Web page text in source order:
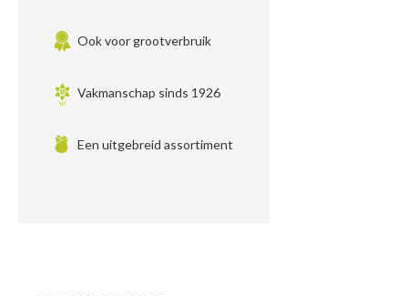
Ook voor grootverbruik
Vakmanschap sinds 1926
Een uitgebreid assortiment